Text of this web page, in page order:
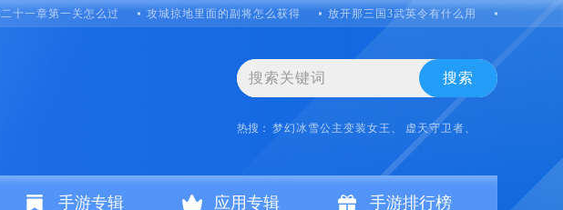
十一章第一关怎么过 攻城掠地里面的副将怎么获得 放开那三国3武英令有什么用 摩尔庄园
搜索
热搜： 梦幻冰雪公主变装女王、 虚天守卫者、
手游专辑 应用专辑 手游排行榜